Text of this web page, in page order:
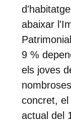
abaixar
9 %
els joves
concret,
actual del